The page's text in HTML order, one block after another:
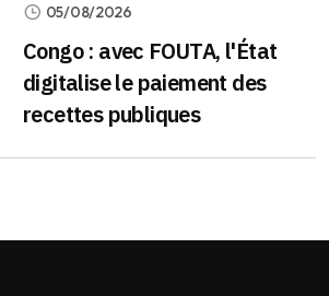
05/08/2026
Congo : avec FOUTA, l'État
digitalise le paiement des
recettes publiques